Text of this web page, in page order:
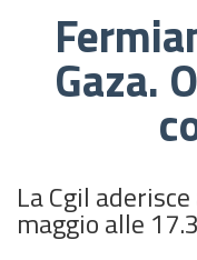
Gaza.
La Cgil
maggio alle